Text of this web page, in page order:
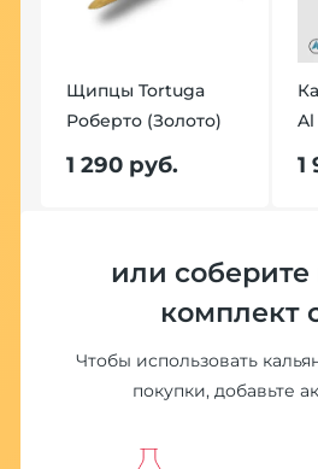
Щипцы Tortuga
Роберто (Золото)
1 290 руб.
Al
1
или
комплект
Чтобы использовать
покупки, добавьте